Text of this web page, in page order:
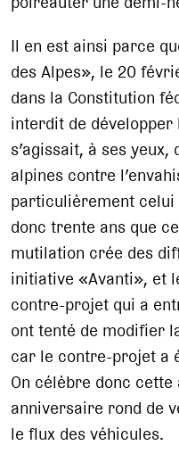
Il en est ainsi parce
des Alpes», le 20
dans la Constitution
interdit de
s’agissait, à ses
alpines contre
particulièrement celui
donc trente ans que
mutilation crée des
initiative «Avanti», et
contre-projet qui a
ont tenté de modifier
car le contre-projet a
On célèbre donc cette
anniversaire rond de
le flux des véhicules.